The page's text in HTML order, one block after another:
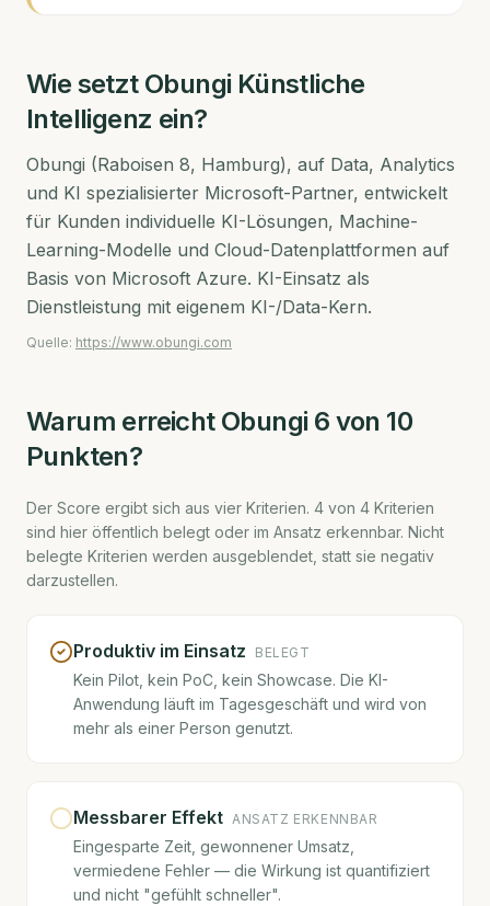
Wie setzt Obungi Künstliche
Intelligenz ein?
Obungi (Raboisen 8, Hamburg), auf Data, Analytics
und KI spezialisierter Microsoft-Partner, entwickelt
für Kunden individuelle KI-Lösungen, Machine-
Learning-Modelle und Cloud-Datenplattformen auf
Basis von Microsoft Azure. KI-Einsatz als
Dienstleistung mit eigenem KI-/Data-Kern.
Quelle: https://www.obungi.com
Warum erreicht Obungi 6 von 10
Punkten?
Der Score ergibt sich aus vier Kriterien. 4 von 4 Kriterien
sind hier öffentlich belegt oder im Ansatz erkennbar. Nicht
belegte Kriterien werden ausgeblendet, statt sie negativ
darzustellen.
Produktiv im Einsatz BELEGT
Kein Pilot, kein PoC, kein Showcase. Die KI-
Anwendung läuft im Tagesgeschäft und wird von
mehr als einer Person genutzt.
Messbarer Effekt ANSATZ ERKENNBAR
Eingesparte Zeit, gewonnener Umsatz,
vermiedene Fehler — die Wirkung ist quantifiziert
und nicht "gefühlt schneller".